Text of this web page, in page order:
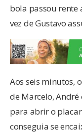
bola passou rente
vez de Gustavo
Aos seis minutos,
de Marcelo, André
para abrir o
conseguia se